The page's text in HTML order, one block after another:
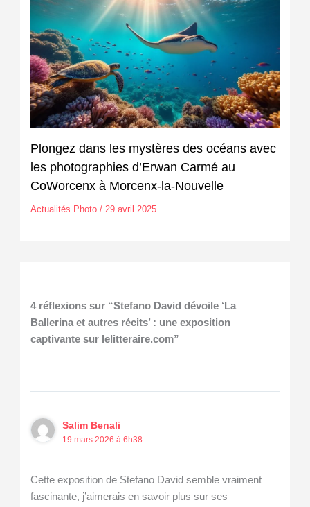
Plongez dans les mystères des océans avec
les photographies d’Erwan Carmé au
CoWorcenx à Morcenx-la-Nouvelle
Actualités Photo/ 29 avril 2025
4 réflexions sur “Stefano David dévoile ‘La
Ballerina et autres récits’ : une exposition
captivante sur lelitteraire.com”
Salim Benali
19 mars 2026 à 6h38
Cette exposition de Stefano David semble vraiment
fascinante, j’aimerais en savoir plus sur ses